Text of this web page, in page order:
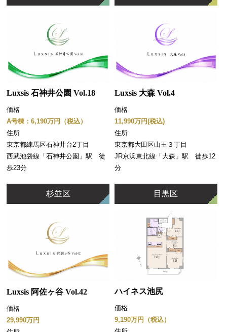
Luxsis 石神井公園 Vol.18
価格
A号棟：6,190万円（税込）
住所
東京都練馬区石神井台2丁目
西武池袋線「石神井公園」駅 徒
歩23分
Luxsis 大森 Vol.4
価格
11,990万円(税込)
住所
東京都大田区山王３丁目
JR京浜東北線「大森」駅 徒歩12
分
杉並区
Luxsis 阿佐ヶ谷 Vol.42
価格
29,990万円
目黒区
ハイネス池尻
価格
9,190万円（税込）